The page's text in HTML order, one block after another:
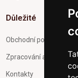
Důležité
Obchodní podmínky
Zpracování a ochrana
Kontakty